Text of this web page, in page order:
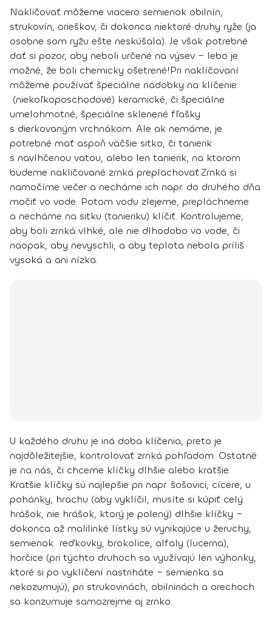
Nakličovať môžeme viacero semienok obilnín,
strukovín, orieškov, či dokonca niektoré druhy ryže (ja
osobne som ryžu ešte neskúšala). Je však potrebné
dať si pozor, aby neboli určené na výsev – lebo je
možné, že boli chemicky ošetrené!Pri naklíčovaní
môžeme používať špeciálne nádobky na klíčenie:
(niekoľkoposchodové) keramické, či špeciálne
umelohmotné, špeciálne sklenené fľašky
s dierkovaným vrchnákom. Ale ak nemáme, je
potrebné mať aspoň väčšie sitko, či tanierik
s navlhčenou vatou, alebo len tanierik, na ktorom
budeme nakličované zrnká preplachovať.Zrnká si
namočíme večer a necháme ich napr. do druhého dňa
močiť vo vode. Potom vodu zlejeme, prepláchneme
a necháme na sitku (tanieriku) klíčiť. Kontrolujeme,
aby boli zrnká vlhké, ale nie dlhodobo vo vode, či
naopak, aby nevyschli, a aby teplota nebola príliš
vysoká a ani nízka.
U každého druhu je iná doba klíčenia, preto je
najdôležitejšie, kontrolovať zrnká pohľadom. Ostatné
je na nás, či chceme klíčky dlhšie alebo kratšie.
Kratšie klíčky sú najlepšie pri napr. šošovici, cícere, u
pohánky, hrachu (aby vyklíčil, musíte si kúpiť celý
hrášok, nie hrášok, ktorý je polený) dlhšie klíčky –
dokonca až malilinké lístky sú vynikajúce u žeruchy,
semienok reďkovky, brokolice, alfaly (lucerna),
horčice (pri týchto druhoch sa využívajú len výhonky,
ktoré si po vyklíčení nastriháte – semienka sa
nekozumujú), pri strukovinách, obilninách a orechoch
sa konzumuje samozrejme aj zrnko.